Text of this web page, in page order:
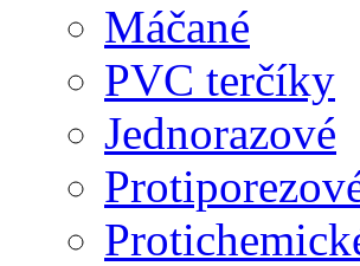
Máčané
PVC terčíky
Jednorazové